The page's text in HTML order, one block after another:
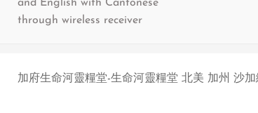
and English with Cantonese
through wireless receiver
加府生命河靈糧堂-生命河靈糧堂 北美 加州 沙